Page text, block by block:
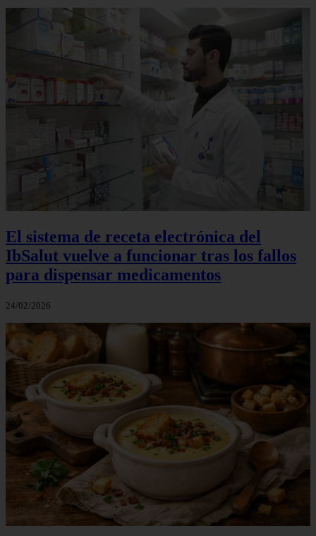
El sistema de receta electrónica del
IbSalut vuelve a funcionar tras los fallos
para dispensar medicamentos
24/02/2026